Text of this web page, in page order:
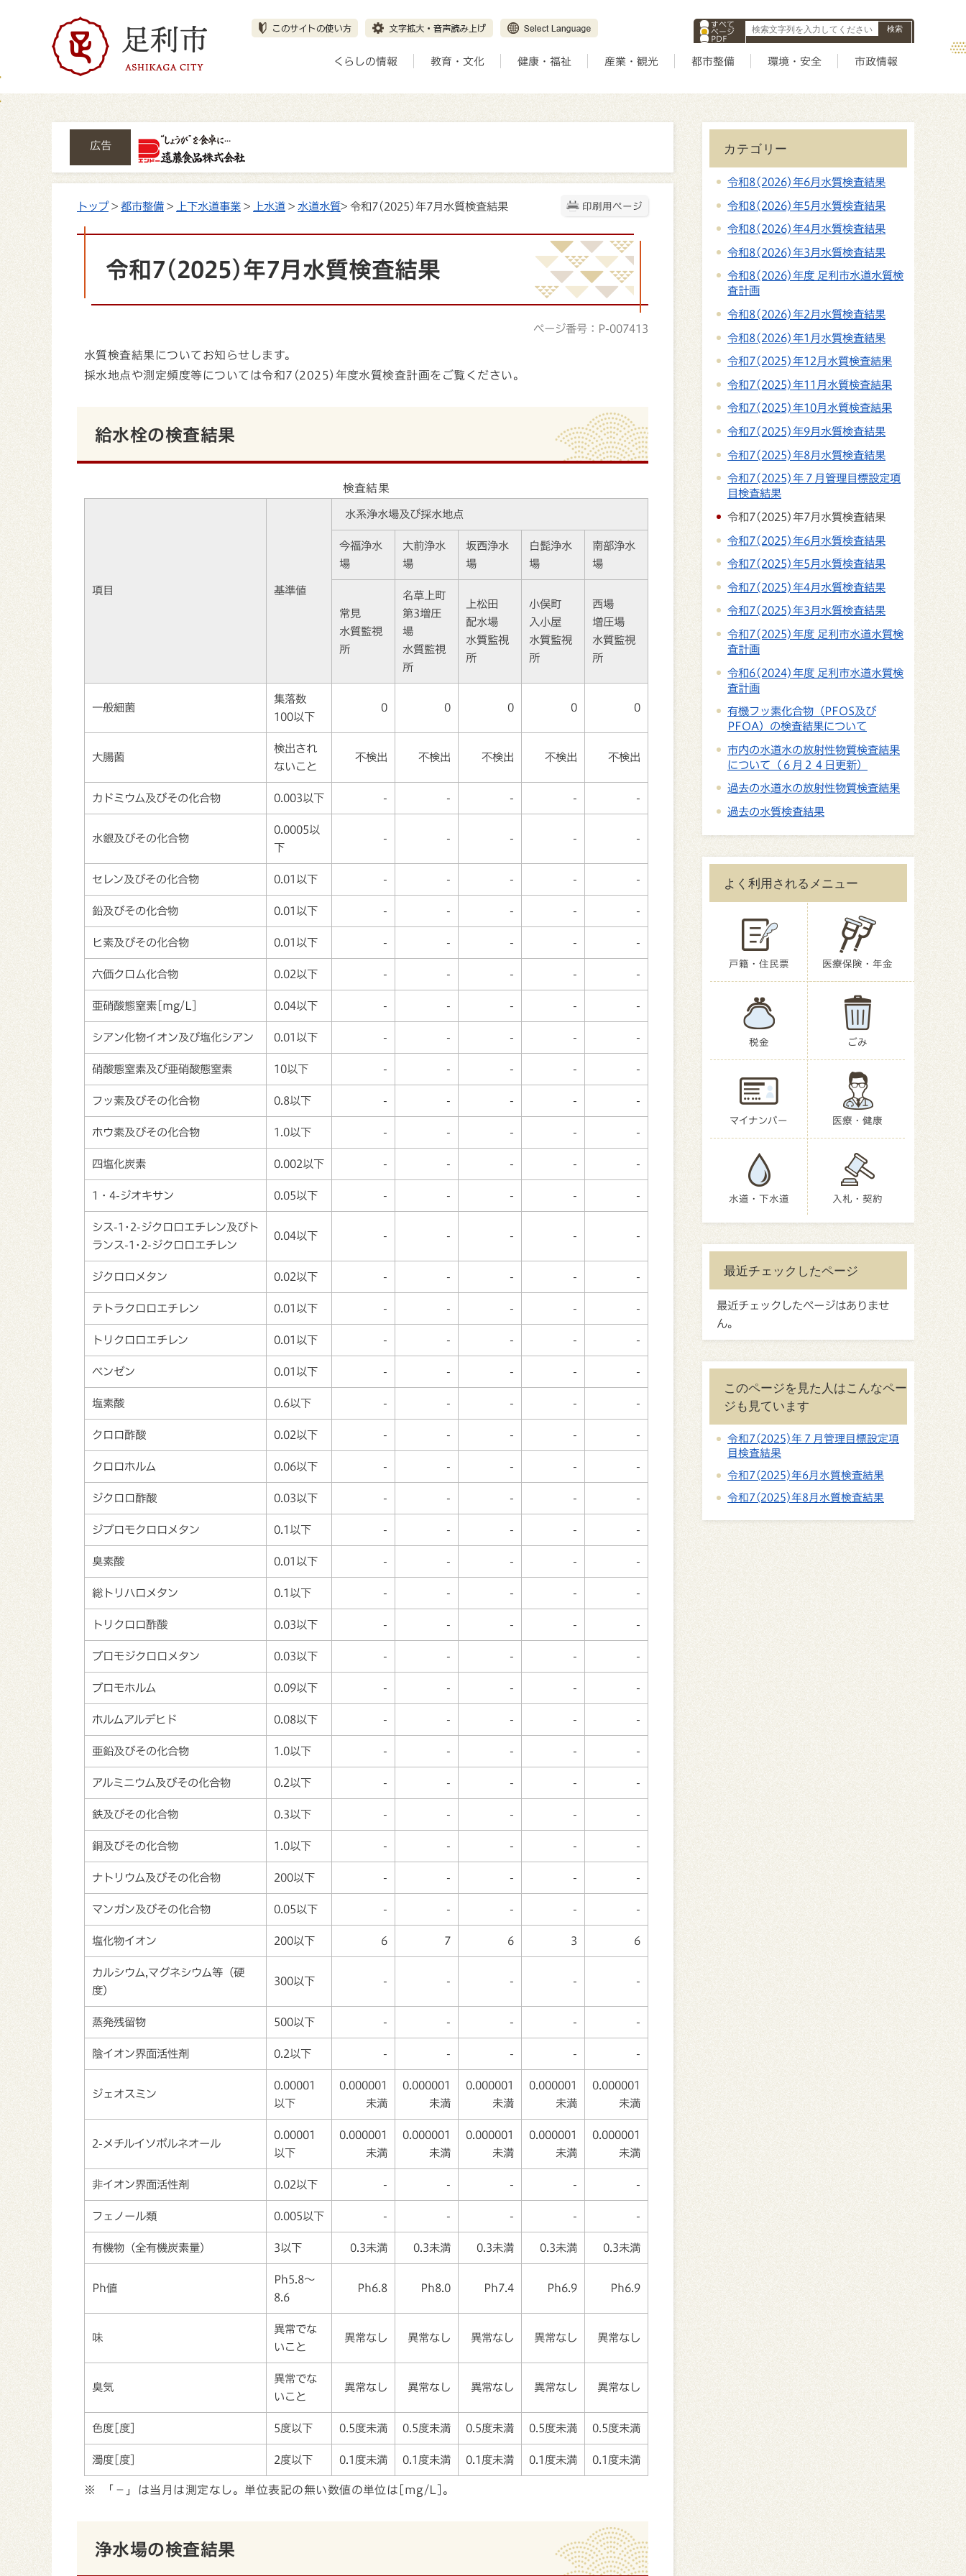
すべて
ページ
PDF
ID
くらしの情報 教育・文化 健康・福祉 産業・観光 都市整備 環境・安全 市政情報
広告
印刷用ページ
トップ> 都市整備 > 上下水道事業 > 上水道 > 水道水質> 令和7(2025)年7月水質検査結果
令和7(2025)年7月水質検査結果
ページ番号：P-007413
水質検査結果についてお知らせします。
採水地点や測定頻度等については令和7(2025)年度水質検査計画をご覧ください。
給水栓の検査結果
検査結果
項目 基準値
水系浄水場及び採水地点
今福浄水
場
大前浄水
場
坂西浄水
場
白髭浄水
場
南部浄水
場
常見
水質監視
所
名草上町
第3増圧
場
水質監視
所
上松田
配水場
水質監視
所
小俣町
入小屋
水質監視
所
西場
増圧場
水質監視
所
一般細菌
集落数
100以下
0 0 0 0 0
大腸菌
検出され
ないこと
不検出 不検出 不検出 不検出 不検出
カドミウム及びその化合物 0.003以下 - - - - -
水銀及びその化合物
0.0005以
下
- - - - -
セレン及びその化合物 0.01以下 - - - - -
鉛及びその化合物 0.01以下 - - - - -
ヒ素及びその化合物 0.01以下 - - - - -
六価クロム化合物 0.02以下 - - - - -
亜硝酸態窒素[mg/L] 0.04以下 - - - - -
シアン化物イオン及び塩化シアン 0.01以下 - - - - -
硝酸態窒素及び亜硝酸態窒素 10以下 - - - - -
フッ素及びその化合物 0.8以下 - - - - -
ホウ素及びその化合物 1.0以下 - - - - -
四塩化炭素 0.002以下 - - - - -
1・4-ジオキサン 0.05以下 - - - - -
シス-1･2-ジクロロエチレン及びト
ランス-1･2-ジクロロエチレン
0.04以下 - - - - -
ジクロロメタン 0.02以下 - - - - -
テトラクロロエチレン 0.01以下 - - - - -
トリクロロエチレン 0.01以下 - - - - -
ベンゼン 0.01以下 - - - - -
塩素酸 0.6以下 - - - - -
クロロ酢酸 0.02以下 - - - - -
クロロホルム 0.06以下 - - - - -
ジクロロ酢酸 0.03以下 - - - - -
ジブロモクロロメタン 0.1以下 - - - - -
臭素酸 0.01以下 - - - - -
総トリハロメタン 0.1以下 - - - - -
トリクロロ酢酸 0.03以下 - - - - -
ブロモジクロロメタン 0.03以下 - - - - -
ブロモホルム 0.09以下 - - - - -
ホルムアルデヒド 0.08以下 - - - - -
亜鉛及びその化合物 1.0以下 - - - - -
アルミニウム及びその化合物 0.2以下 - - - - -
鉄及びその化合物 0.3以下 - - - - -
銅及びその化合物 1.0以下 - - - - -
ナトリウム及びその化合物 200以下 - - - - -
マンガン及びその化合物 0.05以下 - - - - -
塩化物イオン 200以下 6 7 6 3 6
カルシウム,マグネシウム等（硬
度）
300以下 - - - - -
蒸発残留物 500以下 - - - - -
陰イオン界面活性剤 0.2以下 - - - - -
ジェオスミン
0.00001
以下
0.000001
未満
0.000001
未満
0.000001
未満
0.000001
未満
0.000001
未満
2-メチルイソボルネオール
0.00001
以下
0.000001
未満
0.000001
未満
0.000001
未満
0.000001
未満
0.000001
未満
非イオン界面活性剤 0.02以下 - - - - -
フェノール類 0.005以下 - - - - -
有機物（全有機炭素量） 3以下 0.3未満 0.3未満 0.3未満 0.3未満 0.3未満
Ph値
Ph5.8～
8.6
Ph6.8 Ph8.0 Ph7.4 Ph6.9 Ph6.9
味
異常でな
いこと
異常なし 異常なし 異常なし 異常なし 異常なし
臭気
異常でな
いこと
異常なし 異常なし 異常なし 異常なし 異常なし
色度[度] 5度以下 0.5度未満 0.5度未満 0.5度未満 0.5度未満 0.5度未満
濁度[度] 2度以下 0.1度未満 0.1度未満 0.1度未満 0.1度未満 0.1度未満
※ 「－」は当月は測定なし。単位表記の無い数値の単位は[mg/L]。
浄水場の検査結果
カテゴリー
令和8(2026)年6月水質検査結果
令和8(2026)年5月水質検査結果
令和8(2026)年4月水質検査結果
令和8(2026)年3月水質検査結果
令和8(2026)年度 足利市水道水質検
査計画
令和8(2026)年2月水質検査結果
令和8(2026)年1月水質検査結果
令和7(2025)年12月水質検査結果
令和7(2025)年11月水質検査結果
令和7(2025)年10月水質検査結果
令和7(2025)年9月水質検査結果
令和7(2025)年8月水質検査結果
令和7(2025)年７月管理目標設定項
目検査結果
令和7(2025)年7月水質検査結果
令和7(2025)年6月水質検査結果
令和7(2025)年5月水質検査結果
令和7(2025)年4月水質検査結果
令和7(2025)年3月水質検査結果
令和7(2025)年度 足利市水道水質検
査計画
令和6(2024)年度 足利市水道水質検
査計画
有機フッ素化合物（PFOS及び
PFOA）の検査結果について
市内の水道水の放射性物質検査結果
について（６月２４日更新）
過去の水道水の放射性物質検査結果
過去の水質検査結果
よく利用されるメニュー
戸籍・住民票 医療保険・年金
税金 ごみ
マイナンバー 医療・健康
水道・下水道 入札・契約
最近チェックしたページ
最近チェックしたページはありませ
ん。
このページを見た人はこんなペー
ジも見ています
令和7(2025)年７月管理目標設定項
目検査結果
令和7(2025)年6月水質検査結果
令和7(2025)年8月水質検査結果